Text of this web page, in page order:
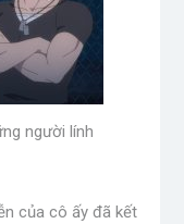
người lính
của cô ấy đã kết